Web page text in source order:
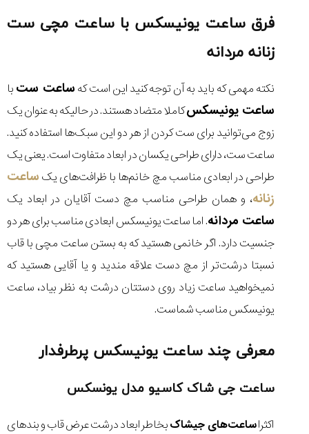
فرق ساعت یونیسکس با ساعت مچی ست
زنانه مردانه
نکته مهمی که باید به آن توجه کنید این است که ساعت ست با
ساعت یونیسکسکاملا متضاد هستند. در حالیکه به عنوان یک
زوج می‌توانید برای ست کردن از هر دو این سبک‌ها استفاده کنید.
ساعت ست، دارای طراحی یکسان در ابعاد متفاوت است. یعنی یک
طراحی در ابعادی مناسب مچ خانم‌ها با ظرافت‌های یک ساعت
زنانه، و همان طراحی مناسب مچ دست آقایان در ابعاد یک
ساعت مردانه. اما ساعت یونیسکس ابعادی مناسب برای هر دو
جنسیت دارد. اگر خانمی هستید که به بستن ساعت مچی با قاب
نسبتا درشت‌تر از مچ دست علاقه مندید و یا آقایی هستید که
نمیخواهید ساعت زیاد روی دستتان درشت به نظر بیاد، ساعت
یونیسکس مناسب شماست.
معرفی چند ساعت یونیسکس پرطرفدار
ساعت جی شاک کاسیو مدل یونسکس
اکثراساعت‌های جیشاکبخاطر ابعاد درشت عرض قاب و بندهای